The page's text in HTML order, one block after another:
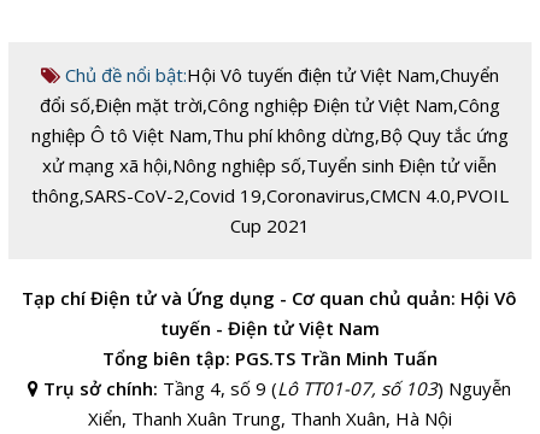
Chủ đề nổi bật:Hội Vô tuyến điện tử Việt Nam,Chuyển
đổi số,Điện mặt trời,Công nghiệp Điện tử Việt Nam,Công
nghiệp Ô tô Việt Nam,Thu phí không dừng,Bộ Quy tắc ứng
xử mạng xã hội,Nông nghiệp số,Tuyển sinh Điện tử viễn
thông,SARS-CoV-2,Covid 19,Coronavirus,CMCN 4.0,PVOIL
Cup 2021
Tạp chí Điện tử và Ứng dụng - Cơ quan chủ quản: Hội Vô
tuyến - Điện tử Việt Nam
Tổng biên tập: PGS.TS Trần Minh Tuấn
Trụ sở chính: Tầng 4, số 9 (Lô TT01-07, số 103) Nguyễn
Xiển, Thanh Xuân Trung, Thanh Xuân, Hà Nội